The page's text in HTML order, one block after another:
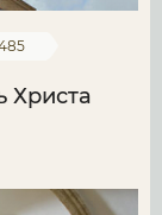
Христа